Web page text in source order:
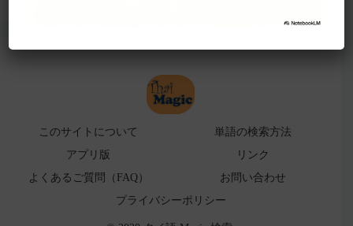
このサイトについて
単語の検索方法
アプリ版
リンク
よくあるご質問（FAQ）
お問い合わせ
プライバシーポリシー